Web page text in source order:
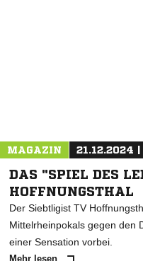
MAGAZIN 21.12.2024
DAS "SPIEL DES
HOFFNUNGSTHAL
Der Siebtligist TV
Mittelrheinpokals gegen den
einer Sensation vorbei.
Mehr lesen